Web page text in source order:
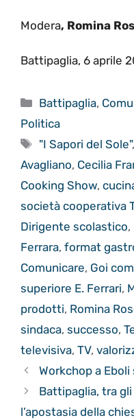
Modera, Romina
Battipaglia, 6 aprile
Categorie
Battipaglia,
Politica
Tag
"I Sapori del Sole"
Avagliano, Cecilia
Cooking Show,
società cooperativa
Dirigente scolastico,
Ferrara, format
Comunicare, Goi
superiore E. Ferrari,
prodotti, Romina
sindaca, successo,
televisiva, TV,
Workchop a
Battipaglia, tra
l’apostasia della